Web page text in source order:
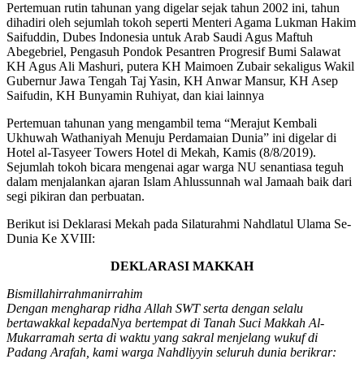
Pertemuan rutin tahunan yang digelar sejak tahun 2002 ini, tahun
dihadiri oleh sejumlah tokoh seperti Menteri Agama Lukman Hakim
Saifuddin, Dubes Indonesia untuk Arab Saudi Agus Maftuh
Abegebriel, Pengasuh Pondok Pesantren Progresif Bumi Salawat
KH Agus Ali Mashuri, putera KH Maimoen Zubair sekaligus Wakil
Gubernur Jawa Tengah Taj Yasin, KH Anwar Mansur, KH Asep
Saifudin, KH Bunyamin Ruhiyat, dan kiai lainnya
Pertemuan tahunan yang mengambil tema “Merajut Kembali
Ukhuwah Wathaniyah Menuju Perdamaian Dunia” ini digelar di
Hotel al-Tasyeer Towers Hotel di Mekah, Kamis (8/8/2019).
Sejumlah tokoh bicara mengenai agar warga NU senantiasa teguh
dalam menjalankan ajaran Islam Ahlussunnah wal Jamaah baik dari
segi pikiran dan perbuatan.
Berikut isi Deklarasi Mekah pada Silaturahmi Nahdlatul Ulama Se-
Dunia Ke XVIII:
DEKLARASI MAKKAH
Bismillahirrahmanirrahim
Dengan mengharap ridha Allah SWT serta dengan selalu
bertawakkal kepadaNya bertempat di Tanah Suci Makkah Al-
Mukarramah serta di waktu yang sakral menjelang wukuf di
Padang Arafah, kami warga Nahdliyyin seluruh dunia berikrar: